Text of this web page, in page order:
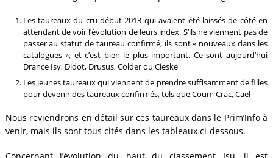
Les taureaux du cru début 2013 qui avaient été laissés de côté en
attendant de voir l’évolution de leurs index. S’ils ne viennent pas de
passer au statut de taureau confirmé, ils sont « nouveaux dans les
catalogues », et c’est bien le plus important. Ce sont aujourd’hui
Drance Isy, Didot, Drusus, Colder ou Cieske
Les jeunes taureaux qui viennent de prendre suffisamment de filles
pour devenir des taureaux confirmés, tels que Coum Crac, Cael
Nous reviendrons en détail sur ces taureaux dans le Prim’Info à
venir, mais ils sont tous cités dans les tableaux ci-dessous.